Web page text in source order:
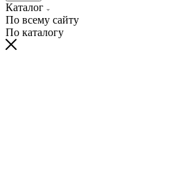
Каталог
По всему сайту
По каталогу